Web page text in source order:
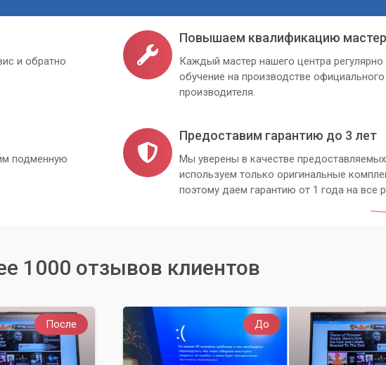
и обратно
Повышаем квалификацию
Каждый мастер нашего центра регулярно
обучение на производстве официального
производителя.
подменную
Предоставим гарантию до 3 лет
Мы уверены в качестве предоставляемых
используем только оригинальные
поэтому даем гарантию от 1 года на все
1000 отзывов клиентов
После До